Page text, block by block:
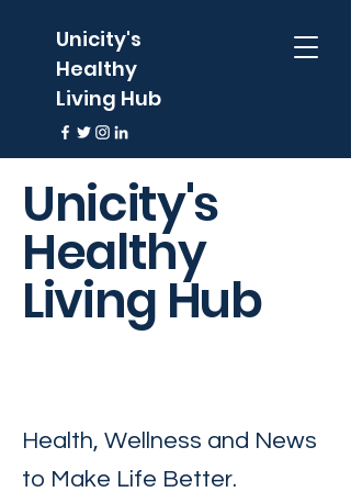
Unicity's
Healthy
Living Hub
Unicity's
Healthy
Living Hub
Health, Wellness and News
to Make Life Better.